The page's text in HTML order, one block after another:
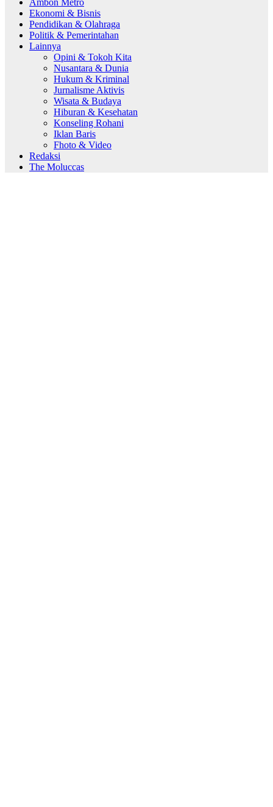
Ekonomi & Bisnis
Pendidikan & Olahraga
Politik & Pemerintahan
Lainnya
Opini & Tokoh Kita
Nusantara & Dunia
Hukum & Kriminal
Jurnalisme Aktivis
Wisata & Budaya
Hiburan & Kesehatan
Konseling Rohani
Iklan Baris
Fhoto & Video
Redaksi
The Moluccas